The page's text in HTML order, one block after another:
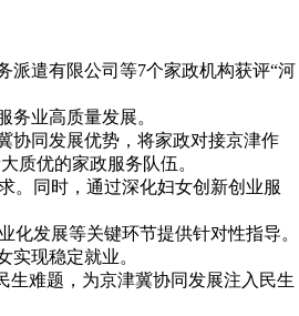
派遣有限公司等7个家政机构获评“河
业高质量发展。
协同发展优势，将家政对接京津作
质优的家政服务队伍。
。同时，通过深化妇女创新创业服
发展等关键环节提供针对性指导。
实现稳定就业。
生难题，为京津冀协同发展注入民生